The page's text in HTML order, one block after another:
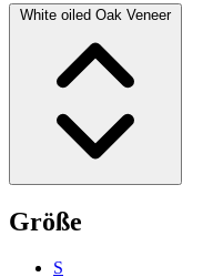
White oiled Oak Veneer
Größe
S